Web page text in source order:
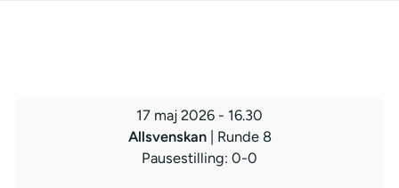
17 maj 2026 - 16.30
Allsvenskan
| Runde 8
Pausestilling: 0-0